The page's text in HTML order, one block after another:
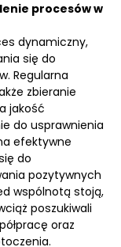
procesów w
dynamiczny,
się do
Regularna
zbieranie
jakość
do usprawnienia
efektywne
do
pozytywnych
wspólnotą stoją,
poszukiwali
oraz